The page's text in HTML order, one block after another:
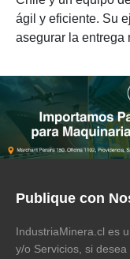
ágil y eficiente. Su
asegurar la entrega
Publique con
IndustriaMinera.cl es
y/o Servicios, si